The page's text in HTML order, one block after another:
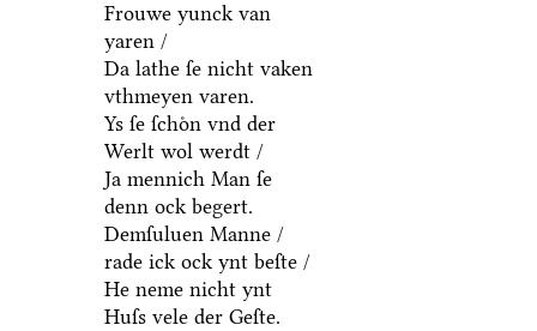
Frouwe yunck van
yaren /
Da lathe ſe nicht vaken
vthmeyen varen.
Ys ſe ſchoͤn vnd der
Werlt wol werdt /
Ja mennich Man ſe
denn ock begert.
Demſuluen Manne /
rade ick ock ynt beſte /
He neme nicht ynt
Huſs vele der Geſte.